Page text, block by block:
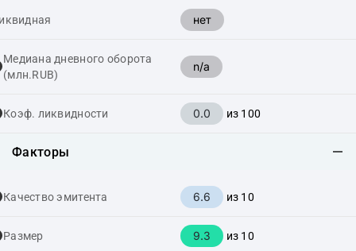
нет
Медиана дневного оборота
(млн.RUB)
n/a
Коэф. ликвидности 0.0 из 100
Факторы
Качество эмитента 6.6 из 10
Размер 9.3 из 10